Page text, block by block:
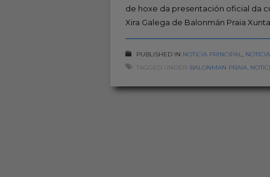
de hoxe da presentación oficial da
Xira Galega de Balonmán Praia
PUBLISHED IN NOTICIA PRINCIPAL
TAGGED UNDER: BALONMAN PRAIA